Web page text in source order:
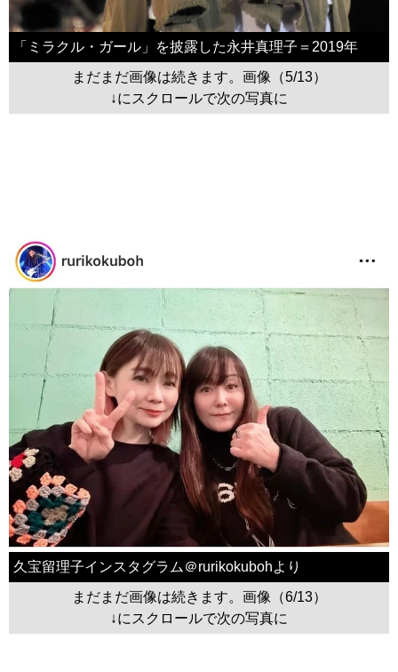
「ミラクル・ガール」を披露した永井真理子＝2019年
まだまだ画像は続きます。画像（5/13）
↓にスクロールで次の写真に
久宝留理子インスタグラム＠rurikokubohより
まだまだ画像は続きます。画像（6/13）
↓にスクロールで次の写真に